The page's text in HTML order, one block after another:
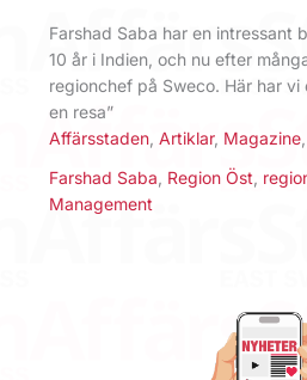
Farshad Saba har en intressant
10 år i Indien, och nu efter
regionchef på Sweco. Här har
en resa”
Affärsstaden Artiklar, Magazine
Farshad Saba Region Öst
Management